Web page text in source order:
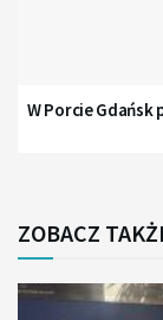
W Porcie
ZOBACZ